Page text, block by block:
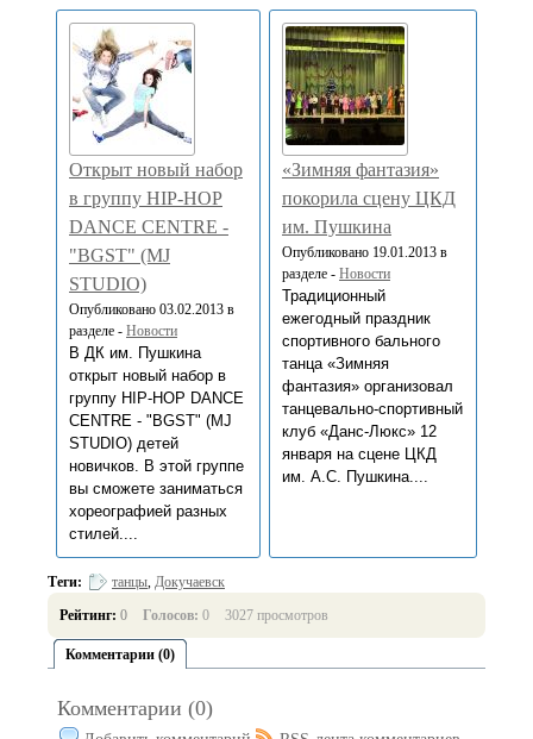
Открыт новый набор
в группу HIP-HOP
DANCE CENTRE -
"BGST" (MJ
STUDIO)
Опубликовано 03.02.2013 в
разделе - Новости
В ДК им. Пушкина
открыт новый набор в
группу HIP-HOP DANCE
CENTRE - "BGST" (MJ
STUDIO) детей
новичков. В этой группе
вы сможете заниматься
хореографией разных
стилей....
«Зимняя фантазия»
покорила сцену ЦКД
им. Пушкина
Опубликовано 19.01.2013 в
разделе - Новости
Традиционный
ежегодный праздник
спортивного бального
танца «Зимняя
фантазия» организовал
танцевально-спортивный
клуб «Данс-Люкс» 12
января на сцене ЦКД
им. А.С. Пушкина....
Теги: танцы, Докучаевск
Рейтинг: 0 Голосов: 0 3027 просмотров
Комментарии (0)
Комментарии (0)